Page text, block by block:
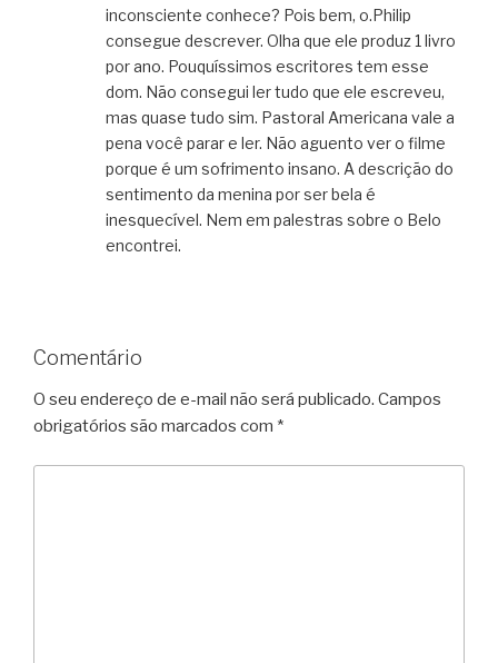
inconsciente conhece? Pois bem, o.Philip
consegue descrever. Olha que ele produz 1 livro
por ano. Pouquíssimos escritores tem esse
dom. Não consegui ler tudo que ele escreveu,
mas quase tudo sim. Pastoral Americana vale a
pena você parar e ler. Não aguento ver o filme
porque é um sofrimento insano. A descrição do
sentimento da menina por ser bela é
inesquecível. Nem em palestras sobre o Belo
encontrei.
Comentário
O seu endereço de e-mail não será publicado. Campos
obrigatórios são marcados com *